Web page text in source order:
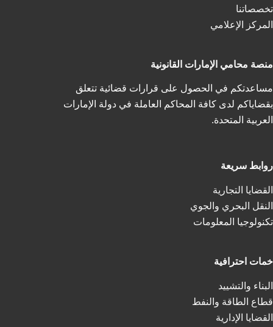
تخصصاتنا
المركز الإعلامي
منصة محامي الإمارات القانونية
مساعدتكم في الحصول على قرارات قضائية تتعلق
بقضاياكم لدى كافة المحاكم العاملة في دولة الإمارات
العربية المتحدة.
روابط سريعة
القضايا التجارية
النقل البحري والجوي
تكنولوجيا المعلومات
خمات احترافية
البناء والتشييد
قطاع الطاقة والنفط
القضايا الإدارية